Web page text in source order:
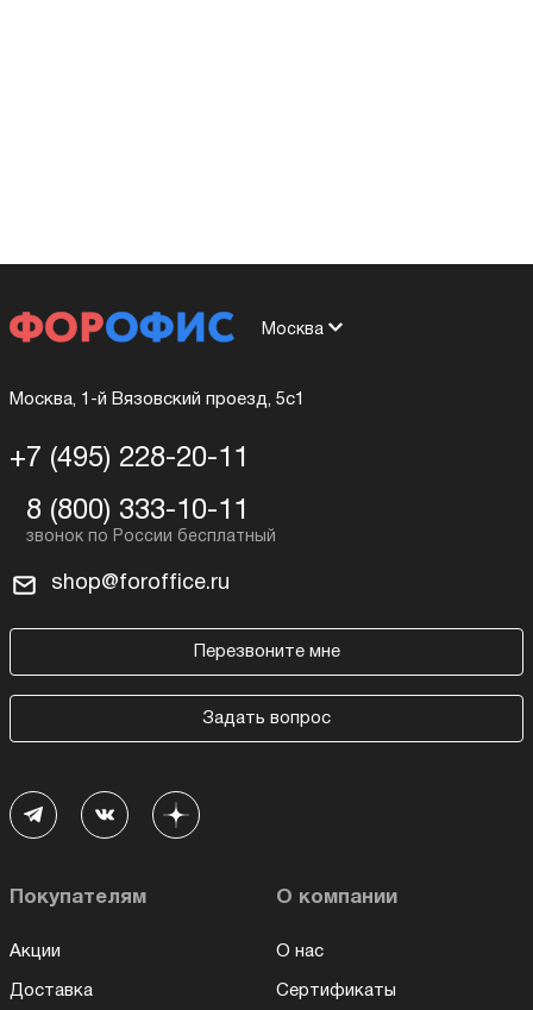
Москва
Москва, 1-й Вязовский проезд, 5с1
+7 (495) 228-20-11
8 (800) 333-10-11
shop@foroffice.ru
Перезвоните мне
Задать вопрос
Покупателям
Акции
Доставка
О компании
О нас
Сертификаты